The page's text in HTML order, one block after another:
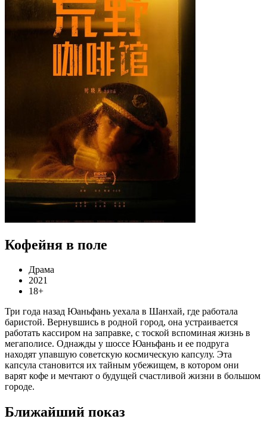
Кофейня в поле
Драма
2021
18+
Три года назад Юаньфань уехала в Шанхай, где работала
баристой. Вернувшись в родной город, она устраивается
работать кассиром на заправке, с тоской вспоминая жизнь в
мегаполисе. Однажды у шоссе Юаньфань и ее подруга
находят упавшую советскую космическую капсулу. Эта
капсула становится их тайным убежищем, в котором они
варят кофе и мечтают о будущей счастливой жизни в большом
городе.
Ближайший показ